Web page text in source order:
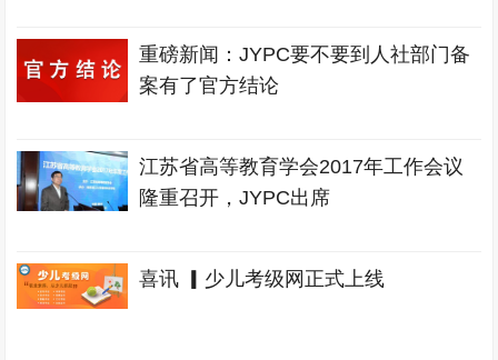
重磅新闻：JYPC要不要到人社部门备
案有了官方结论
江苏省高等教育学会2017年工作会议
隆重召开，JYPC出席
喜讯 ▎少儿考级网正式上线